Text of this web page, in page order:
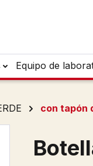
Equipo de
con tapón